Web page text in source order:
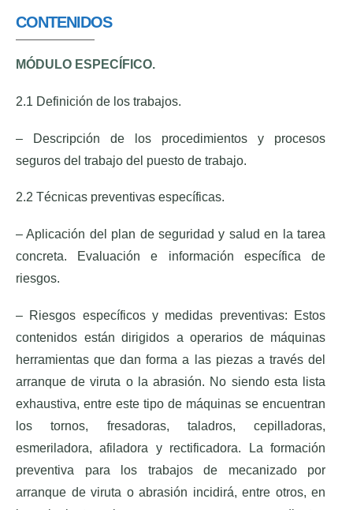
CONTENIDOS
MÓDULO ESPECÍFICO.
2.1 Definición de los trabajos.
– Descripción de los procedimientos y procesos
seguros del trabajo del puesto de trabajo.
2.2 Técnicas preventivas específicas.
– Aplicación del plan de seguridad y salud en la tarea
concreta. Evaluación e información específica de
riesgos.
– Riesgos específicos y medidas preventivas: Estos
contenidos están dirigidos a operarios de máquinas
herramientas que dan forma a las piezas a través del
arranque de viruta o la abrasión. No siendo esta lista
exhaustiva, entre este tipo de máquinas se encuentran
los tornos, fresadoras, taladros, cepilladoras,
esmeriladora, afiladora y rectificadora. La formación
preventiva para los trabajos de mecanizado por
arranque de viruta o abrasión incidirá, entre otros, en